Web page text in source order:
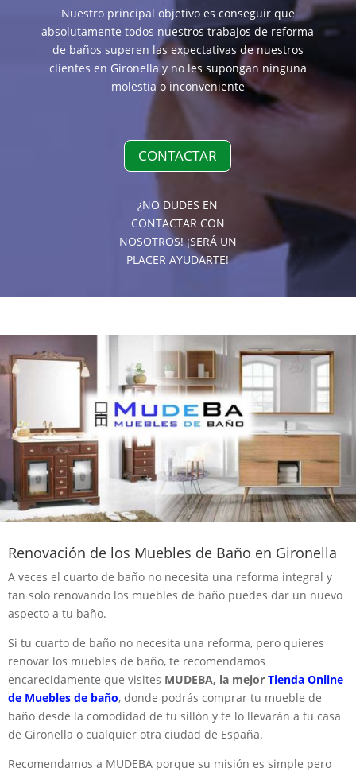
Nuestro principal objetivo es conseguir que
absolutamente todos nuestros trabajos de reforma
de baños superen las expectativas de nuestros
clientes en Gironella y no les supongan ninguna
molestia o inconveniente
CONTACTAR
¿NO DUDES EN
CONTACTAR CON
NOSOTROS! ¡SERÁ UN
PLACER AYUDARTE!
Renovación de los Muebles de Baño en Gironella
A veces el cuarto de baño no necesita una reforma integral y
tan solo renovando los muebles de baño puedes dar un nuevo
aspecto a tu baño.
Si tu cuarto de baño no necesita una reforma, pero quieres
renovar los muebles de baño, te recomendamos
encarecidamente que visites MUDEBA, la mejor Tienda Online
de Muebles de baño, donde podrás comprar tu mueble de
baño desde la comodidad de tu sillón y te lo llevarán a tu casa
de Gironella o cualquier otra ciudad de España.
Recomendamos a MUDEBA porque su misión es simple pero